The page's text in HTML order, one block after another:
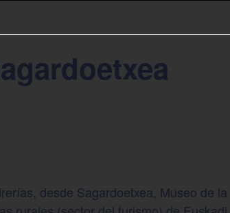
desde Sagardoetxea, Museo de la